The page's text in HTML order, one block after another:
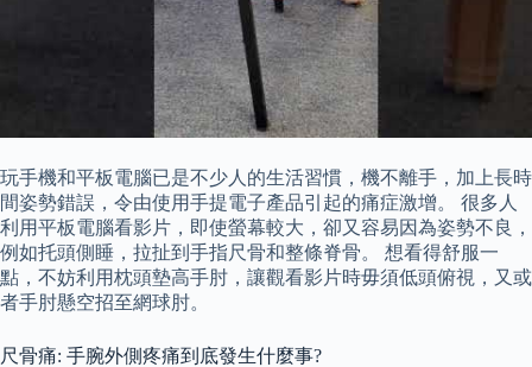
玩手機和平板電腦已是不少人的生活習慣，機不離手，加上長時
間姿勢錯誤，令由使用手提電子產品引起的痛症激增。 很多人
利用平板電腦看影片，即使螢幕較大，卻又容易因為姿勢不良，
例如托頭側睡，拉扯到手指尺骨和整條脊骨。 想看得舒服一
點，不妨利用枕頭墊高手肘，讓觀看影片時毋須低頭俯視，又或
者手肘懸空招至網球肘。
尺骨痛: 手腕外側疼痛到底發生什麼事?